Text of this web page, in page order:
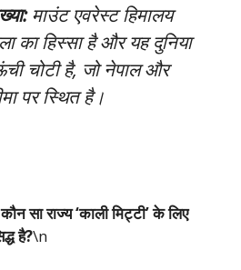
माउंट एवरेस्ट हिमालय
का हिस्सा है और यह दुनिया
चोटी है, जो नेपाल और
पर स्थित है।
सा राज्य ‘काली मिट्टी’ के लिए
है?\n